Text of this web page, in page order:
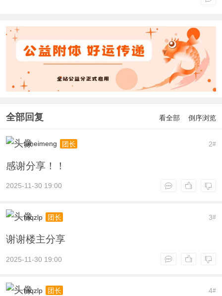
全部回复 看全部 倒序浏览
2#
ameimeng 团长
感谢分享！！
2025-11-30 19:00
3#
mqzlp 团长
谢谢楼主分享
2025-11-30 19:00
4#
mqzlp 团长